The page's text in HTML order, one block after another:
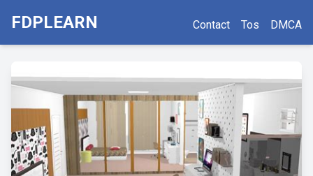
FDPLEARN Contact Tos DMCA